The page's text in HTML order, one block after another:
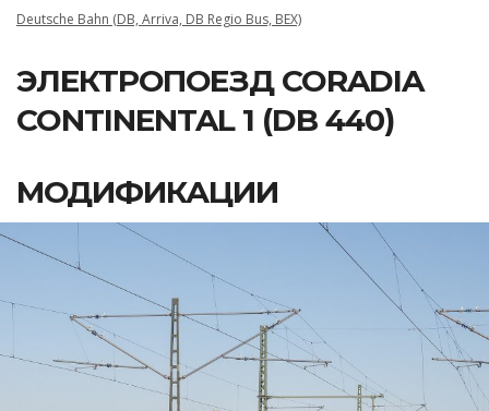
Deutsche Bahn (DB, Arriva, DB Regio Bus, BEX)
ЭЛЕКТРОПОЕЗД CORADIA
CONTINENTAL 1 (DB 440)
МОДИФИКАЦИИ